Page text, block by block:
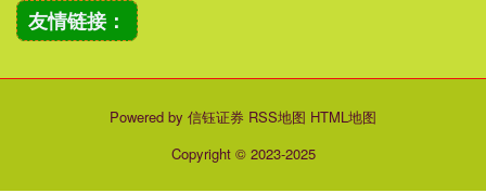
友情链接：
Powered by 信钰证券 RSS地图 HTML地图
Copyright © 2023-2025